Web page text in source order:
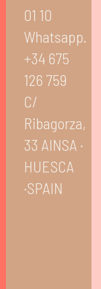
01 10
Whatsapp.
+34 675
126 759
C/
Ribagorza,
33 AINSA ·
HUESCA
·SPAIN